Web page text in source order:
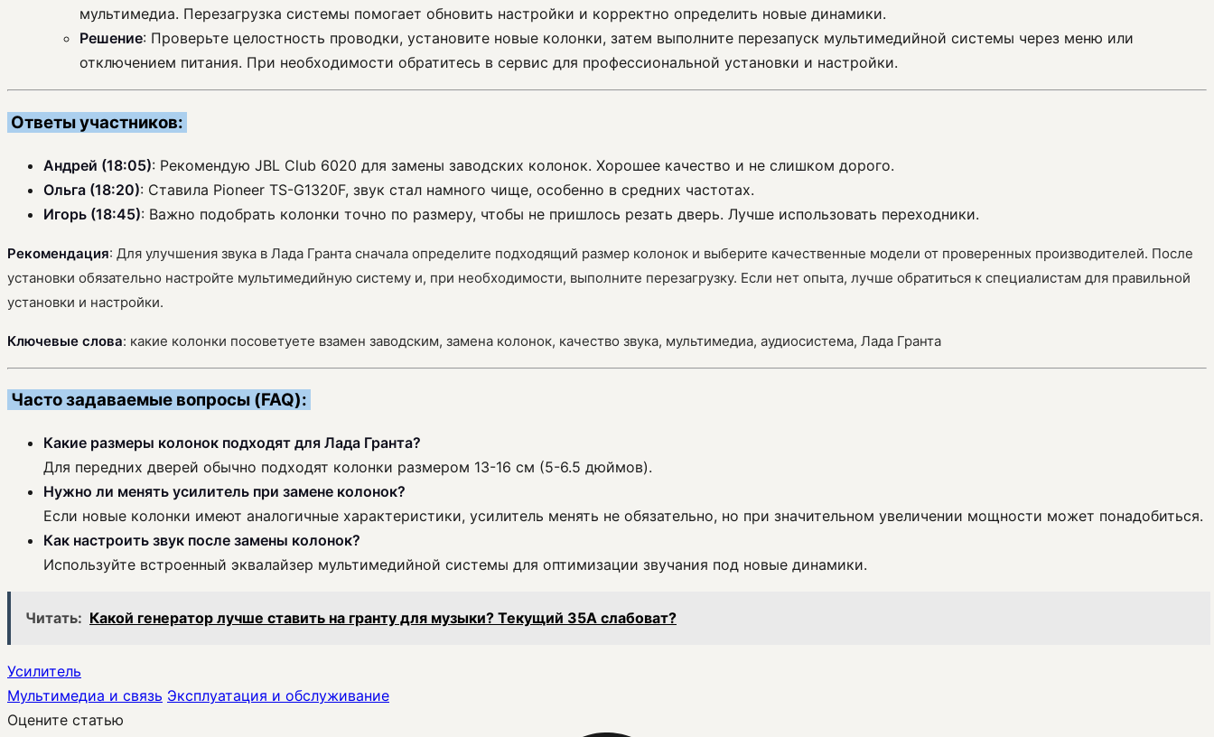
мультимедиа. Перезагрузка системы помогает обновить настройки и корректно определить новые динамики.
Решение: Проверьте целостность проводки, установите новые колонки, затем выполните перезапуск мультимедийной системы через меню или
отключением питания. При необходимости обратитесь в сервис для профессиональной установки и настройки.
Ответы участников:
Андрей (18:05): Рекомендую JBL Club 6020 для замены заводских колонок. Хорошее качество и не слишком дорого.
Ольга (18:20): Ставила Pioneer TS-G1320F, звук стал намного чище, особенно в средних частотах.
Игорь (18:45): Важно подобрать колонки точно по размеру, чтобы не пришлось резать дверь. Лучше использовать переходники.
Рекомендация: Для улучшения звука в Лада Гранта сначала определите подходящий размер колонок и выберите качественные модели от проверенных производителей. После
установки обязательно настройте мультимедийную систему и, при необходимости, выполните перезагрузку. Если нет опыта, лучше обратиться к специалистам для правильной
установки и настройки.
Ключевые слова: какие колонки посоветуете взамен заводским, замена колонок, качество звука, мультимедиа, аудиосистема, Лада Гранта
Часто задаваемые вопросы (FAQ):
Какие размеры колонок подходят для Лада Гранта?
Для передних дверей обычно подходят колонки размером 13-16 см (5-6.5 дюймов).
Нужно ли менять усилитель при замене колонок?
Если новые колонки имеют аналогичные характеристики, усилитель менять не обязательно, но при значительном увеличении мощности может понадобиться.
Как настроить звук после замены колонок?
Используйте встроенный эквалайзер мультимедийной системы для оптимизации звучания под новые динамики.
Читать: Какой генератор лучше ставить на гранту для музыки? Текущий 35А слабоват?
Усилитель
Мультимедиа и связь Эксплуатация и обслуживание
Оцените статью